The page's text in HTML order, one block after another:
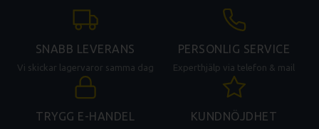
SNABB LEVERANS
Vi skickar lagervaror samma dag
PERSONLIG SERVICE
Experthjälp via telefon & mail
TRYGG E-HANDEL KUNDNÖJDHET